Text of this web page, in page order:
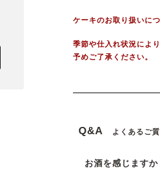
ケーキのお取り扱いに
季節や仕入れ状況によ
予めご了承ください。
Q&A よくあるご
お酒を感じますか